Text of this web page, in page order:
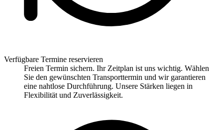
Verfügbare Termine reservieren
Freien Termin sichern. Ihr Zeitplan ist uns wichtig. Wählen
Sie den gewünschten Transporttermin und wir garantieren
eine nahtlose Durchführung. Unsere Stärken liegen in
Flexibilität und Zuverlässigkeit.